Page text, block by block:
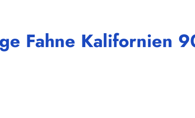
Fahne Kalifornien